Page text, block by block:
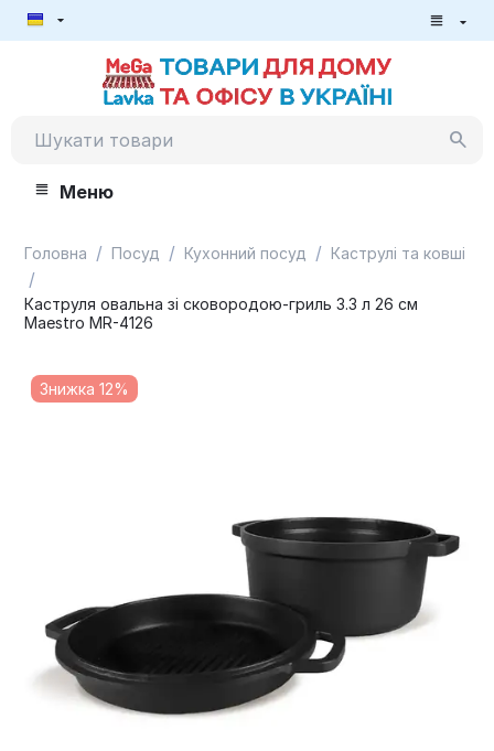
Меню
Головна / Посуд / Кухонний посуд / Каструлі та ковші
/
Каструля овальна зі сковородою-гриль 3.3 л 26 см
Maestro MR-4126
Знижка 12%